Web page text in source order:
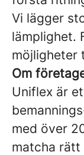
Vi lägger
lämplighet.
möjligheter
Om
Uniflex är
med över
matcha rätt